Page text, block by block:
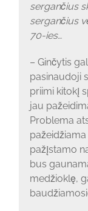
sergančius
sergančius
70-ies…
– Ginčytis
pasinaudoji
priimi kitokį
jau
Problema
pažįstamo
bus
medžioklę,